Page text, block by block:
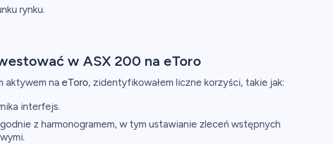
rynku.
w ASX 200 na eToro
aktywem na eToro, zidentyfikowałem liczne korzyści, takie jak:
interfejs.
z harmonogramem, w tym ustawianie zleceń wstępnych